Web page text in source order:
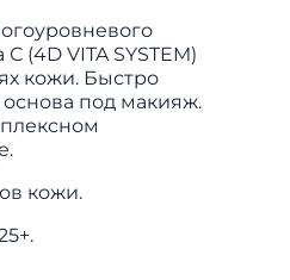
(4D VITA SYSTEM)
кожи. Быстро
под макияж.
кожи.